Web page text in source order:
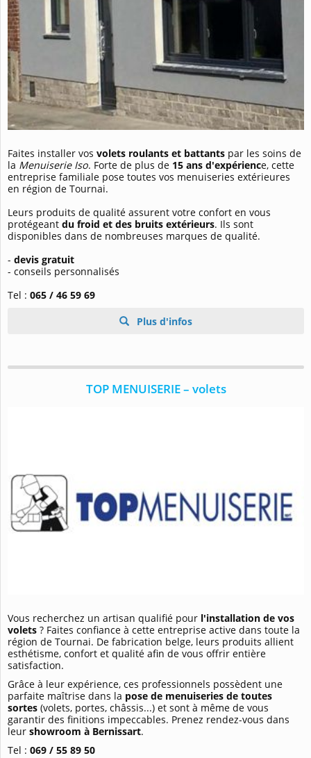
Faites installer vos volets roulants et battants par les soins de
la Menuiserie Iso. Forte de plus de 15 ans d'expérience, cette
entreprise familiale pose toutes vos menuiseries extérieures
en région de Tournai.
Leurs produits de qualité assurent votre confort en vous
protégeant du froid et des bruits extérieurs. Ils sont
disponibles dans de nombreuses marques de qualité.
- devis gratuit
- conseils personnalisés
Tel : 065 / 46 59 69
Plus d'infos
TOP MENUISERIE – volets
Vous recherchez un artisan qualifié pour l'installation de vos
volets ? Faites confiance à cette entreprise active dans toute la
région de Tournai. De fabrication belge, leurs produits allient
esthétisme, confort et qualité afin de vous offrir entière
satisfaction.
Grâce à leur expérience, ces professionnels possèdent une
parfaite maîtrise dans la pose de menuiseries de toutes
sortes (volets, portes, châssis...) et sont à même de vous
garantir des finitions impeccables. Prenez rendez-vous dans
leur showroom à Bernissart.
Tel : 069 / 55 89 50